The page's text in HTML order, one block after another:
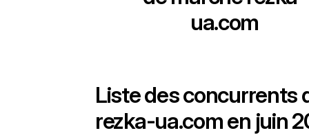
ua.com
Liste des concurrents
rezka-ua.com en juin